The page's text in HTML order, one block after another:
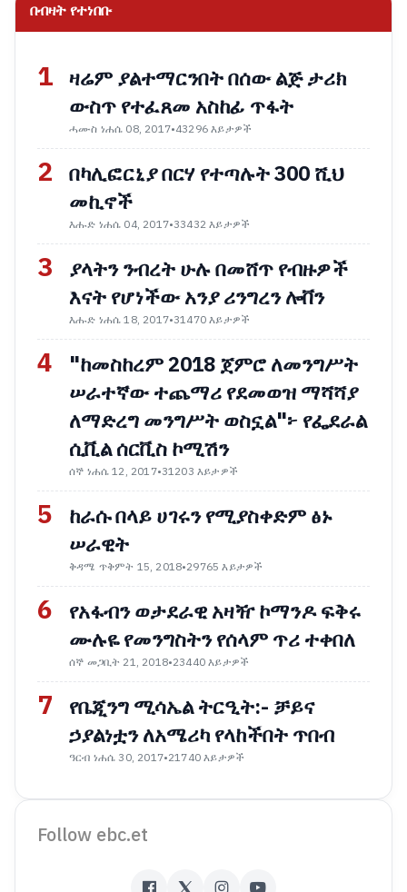
በብዛት የተነበቡ
1 ዛሬም ያልተማርንበት በሰው ልጅ ታሪክ
ውስጥ የተፈጸመ አስከፊ ጥፋት
ሓሙስ ነሐሴ 08, 2017•43296 እይታዎች
2 በካሊፎርኒያ በርሃ የተጣሉት 300 ሺህ
መኪኖች
እሑድ ነሐሴ 04, 2017•33432 እይታዎች
3
ያላትን ንብረት ሁሉ በመሸጥ የብዙዎች
እናት የሆነችው አንያ ሪንግረን ሎቨን
እሑድ ነሐሴ 18, 2017•31470 እይታዎች
4
"ከመስከረም 2018 ጀምሮ ለመንግሥት
ሠራተኛው ተጨማሪ የደመወዝ ማሻሻያ
ለማድረግ መንግሥት ወስኗል"፦ የፌደራል
ሲቪል ሰርቪስ ኮሚሽን
ሰኞ ነሐሴ 12, 2017•31203 እይታዎች
5
ከራሱ በላይ ሀገሩን የሚያስቀድም ፅኑ
ሠራዊት
ቅዳሜ ጥቅምት 15, 2018•29765 እይታዎች
6
የአፋብን ወታደራዊ አዛዥ ኮማንዶ ፍቅሩ
ሙሉዬ የመንግስትን የሰላም ጥሪ ተቀበለ
ሰኞ መጋቢት 21, 2018•23440 እይታዎች
7
የቤጂንግ ሚሳኤል ትርዒት:- ቻይና
ኃያልነቷን ለአሜሪካ የላከችበት ጥበብ
ዓርብ ነሐሴ 30, 2017•21740 እይታዎች
Follow ebc.et